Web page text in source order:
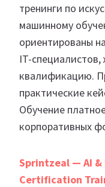
тренинги по
машинному
ориентированы
IT-
квалификацию.
практические
Обучение
корпоративных
Sprintzeal — AI &
Certification